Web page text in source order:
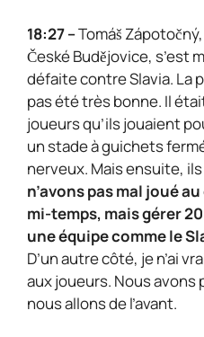
18:27 –Tomáš
České Budějovice, s’est
défaite contre Slavia. La
pas été très bonne. Il
joueurs qu’ils jouaient
un stade à guichets
nerveux. Mais ensuite,
n’avons pas mal joué
mi-temps, mais gérer
une équipe comme le
D’un autre côté, je n’ai
aux joueurs. Nous
nous allons de l’avant.